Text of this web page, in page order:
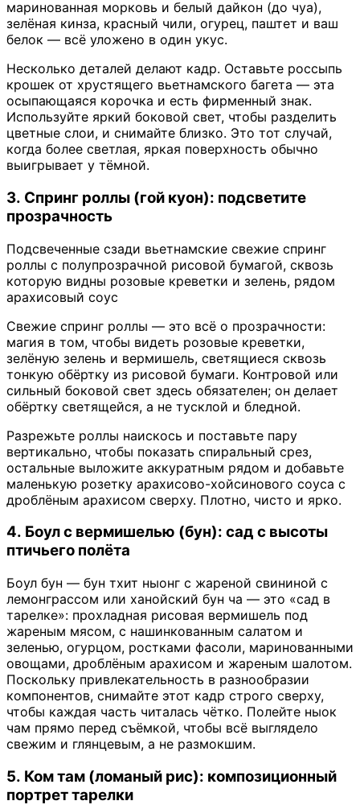
маринованная морковь и белый дайкон (до чуа),
зелёная кинза, красный чили, огурец, паштет и ваш
белок — всё уложено в один укус.
Несколько деталей делают кадр. Оставьте россыпь
крошек от хрустящего вьетнамского багета — эта
осыпающаяся корочка и есть фирменный знак.
Используйте яркий боковой свет, чтобы разделить
цветные слои, и снимайте близко. Это тот случай,
когда более светлая, яркая поверхность обычно
выигрывает у тёмной.
3. Спринг роллы (гой куон): подсветите
прозрачность
Подсвеченные сзади вьетнамские свежие спринг
роллы с полупрозрачной рисовой бумагой, сквозь
которую видны розовые креветки и зелень, рядом
арахисовый соус
Свежие спринг роллы — это всё о прозрачности:
магия в том, чтобы видеть розовые креветки,
зелёную зелень и вермишель, светящиеся сквозь
тонкую обёртку из рисовой бумаги. Контровой или
сильный боковой свет здесь обязателен; он делает
обёртку светящейся, а не тусклой и бледной.
Разрежьте роллы наискось и поставьте пару
вертикально, чтобы показать спиральный срез,
остальные выложите аккуратным рядом и добавьте
маленькую розетку арахисово-хойсинового соуса с
дроблёным арахисом сверху. Плотно, чисто и ярко.
4. Боул с вермишелью (бун): сад с высоты
птичьего полёта
Боул бун — бун тхит ныонг с жареной свининой с
лемонграссом или ханойский бун ча — это «сад в
тарелке»: прохладная рисовая вермишель под
жареным мясом, с нашинкованным салатом и
зеленью, огурцом, ростками фасоли, маринованными
овощами, дроблёным арахисом и жареным шалотом.
Поскольку привлекательность в разнообразии
компонентов, снимайте этот кадр строго сверху,
чтобы каждая часть читалась чётко. Полейте ныок
чам прямо перед съёмкой, чтобы всё выглядело
свежим и глянцевым, а не размокшим.
5. Ком там (ломаный рис): композиционный
портрет тарелки